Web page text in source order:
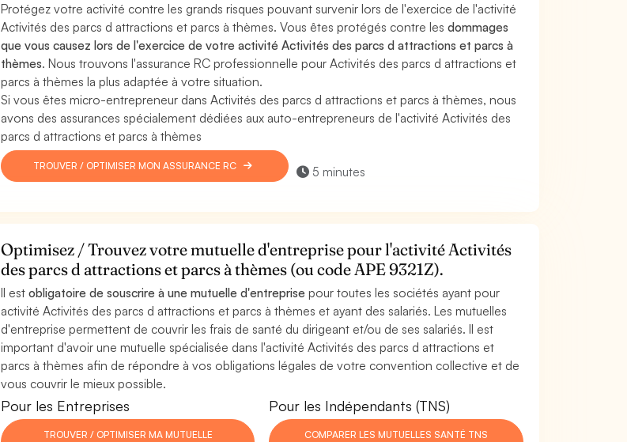
Protégez votre activité contre les grands risques pouvant survenir lors de l'exercice de l'activité
Activités des parcs d attractions et parcs à thèmes. Vous êtes protégés contre lesdommages
que vous causez lors de l'exercice de votre activité Activités des parcs d attractions et parcs à
thèmes. Nous trouvons l'assurance RC professionnelle pour Activités des parcs d attractions et
parcs à thèmes la plus adaptée à votre situation.
Si vous êtes micro-entrepreneur dans Activités des parcs d attractions et parcs à thèmes, nous
avons des assurances spécialement dédiées aux auto-entrepreneurs de l'activité Activités des
parcs d attractions et parcs à thèmes
TROUVER / OPTIMISER MON ASSURANCE RC 5 minutes
Optimisez / Trouvez votre mutuelle d'entreprise pour l'activité Activités
des parcs d attractions et parcs à thèmes (ou code APE 9321Z).
Il est obligatoire de souscrire à une mutuelle d'entreprise pour toutes les sociétés ayant pour
activité Activités des parcs d attractions et parcs à thèmes et ayant des salariés. Les mutuelles
d'entreprise permettent de couvrir les frais de santé du dirigeant et/ou de ses salariés. Il est
important d'avoir une mutuelle spécialisée dans l'activité Activités des parcs d attractions et
parcs à thèmes afin de répondre à vos obligations légales de votre convention collective et de
vous couvrir le mieux possible.
Pour les Entreprises
TROUVER / OPTIMISER MA MUTUELLE
Pour les Indépendants (TNS)
COMPARER LES MUTUELLES SANTÉ TNS